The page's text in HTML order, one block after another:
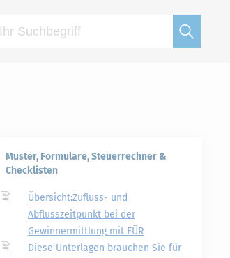
Muster, Formulare, Steuerrechner &
Checklisten
Übersicht:Zufluss- und
Abflusszeitpunkt bei der
Gewinnermittlung mit EÜR
Diese Unterlagen brauchen Sie für